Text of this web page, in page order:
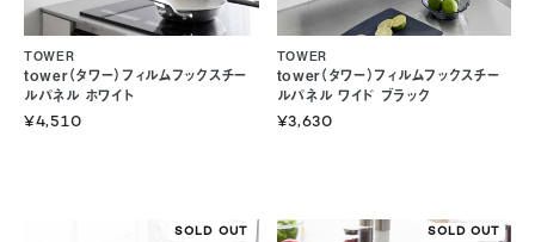
tower（タワー）フィルムフックスチー
ルパネル ホワイト
TOWER
¥4,510
tower（タワー）フィルムフックスチー
ルパネル ワイド ブラック
TOWER
¥3,630
SOLD OUT SOLD OUT